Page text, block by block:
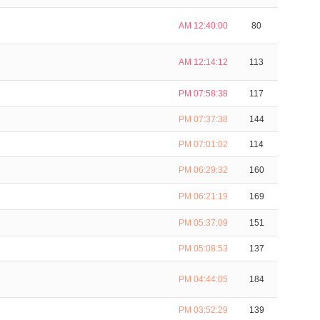
AM 12:40:00 80
AM 12:14:12 113
PM 07:58:38 117
PM 07:37:38 144
PM 07:01:02 114
PM 06:29:32 160
PM 06:21:19 169
PM 05:37:09 151
PM 05:08:53 137
PM 04:44:05 184
PM 03:52:29 139